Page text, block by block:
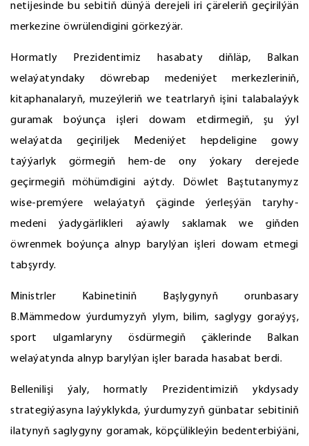
netijesinde bu sebitiň dünýä derejeli iri çäreleriň geçirilýän
merkezine öwrülendigini görkezýär.
Hormatly Prezidentimiz hasabaty diňläp, Balkan
welaýatyndaky döwrebap medeniýet merkezleriniň,
kitaphanalaryň, muzeýleriň we teatrlaryň işini talabalaýyk
guramak boýunça işleri dowam etdirmegiň, şu ýyl
welaýatda geçiriljek Medeniýet hepdeligine gowy
taýýarlyk görmegiň hem-de ony ýokary derejede
geçirmegiň möhümdigini aýtdy. Döwlet Baştutanymyz
wise-premýere welaýatyň çäginde ýerleşýän taryhy-
medeni ýadygärlikleri aýawly saklamak we giňden
öwrenmek boýunça alnyp barylýan işleri dowam etmegi
tabşyrdy.
Ministrler Kabinetiniň Başlygynyň orunbasary
B.Mämmedow ýurdumyzyň ylym, bilim, saglygy goraýyş,
sport ulgamlaryny ösdürmegiň çäklerinde Balkan
welaýatynda alnyp barylýan işler barada hasabat berdi.
Bellenilişi ýaly, hormatly Prezidentimiziň ykdysady
strategiýasyna laýyklykda, ýurdumyzyň günbatar sebitiniň
ilatynyň saglygyny goramak, köpçülikleýin bedenterbiýäni,